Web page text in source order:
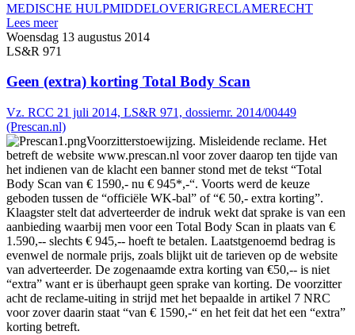
MEDISCHE HULPMIDDELOVERIGRECLAMERECHT
Lees meer
Woensdag 13 augustus 2014
LS&R 971
Geen (extra) korting Total Body Scan
Vz. RCC 21 juli 2014, LS&R 971, dossiernr. 2014/00449
(Prescan.nl)
Voorzitterstoewijzing. Misleidende reclame. Het
betreft de website www.prescan.nl voor zover daarop ten tijde van
het indienen van de klacht een banner stond met de tekst “Total
Body Scan van € 1590,- nu € 945*,-“. Voorts werd de keuze
geboden tussen de “officiële WK-bal” of “€ 50,- extra korting”.
Klaagster stelt dat adverteerder de indruk wekt dat sprake is van een
aanbieding waarbij men voor een Total Body Scan in plaats van €
1.590,-- slechts € 945,-- hoeft te betalen. Laatstgenoemd bedrag is
evenwel de normale prijs, zoals blijkt uit de tarieven op de website
van adverteerder. De zogenaamde extra korting van €50,-- is niet
“extra” want er is überhaupt geen sprake van korting. De voorzitter
acht de reclame-uiting in strijd met het bepaalde in artikel 7 NRC
voor zover daarin staat “van € 1590,-“ en het feit dat het een “extra”
korting betreft.